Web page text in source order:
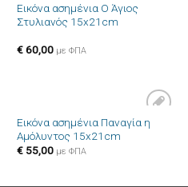
Πρόσθήκη
Εικόνα ασημένια Ο Άγιος
Στυλιανός 15x21cm
€60,00 με ΦΠΑ
Πρόσθήκη
Εικόνα ασημένια Παναγία η
Αμόλυντος 15x21cm
€55,00 με ΦΠΑ